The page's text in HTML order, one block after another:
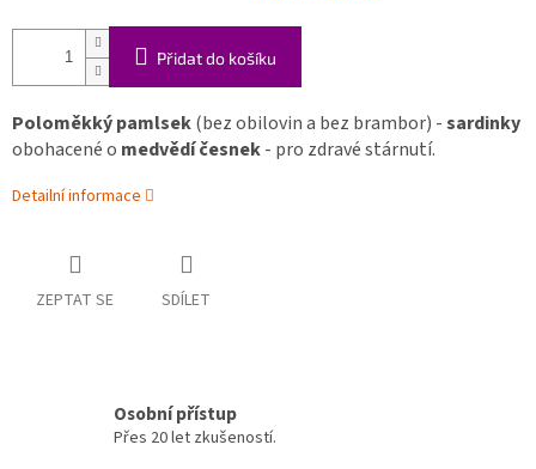
Přidat do košíku
Poloměkký pamlsek(bez obilovin a bez brambor) -sardinky
obohacené o medvědí česnek- pro zdravé stárnutí.
Detailní informace
ZEPTAT SE SDÍLET
Osobní přístup
Přes 20 let zkušeností.